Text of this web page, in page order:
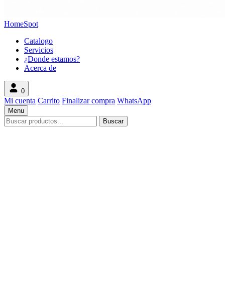
HomeSpot
Catalogo
Servicios
¿Donde estamos?
Acerca de
0
Mi cuenta Carrito Finalizar compra WhatsApp
Menu
Search
products
Buscar